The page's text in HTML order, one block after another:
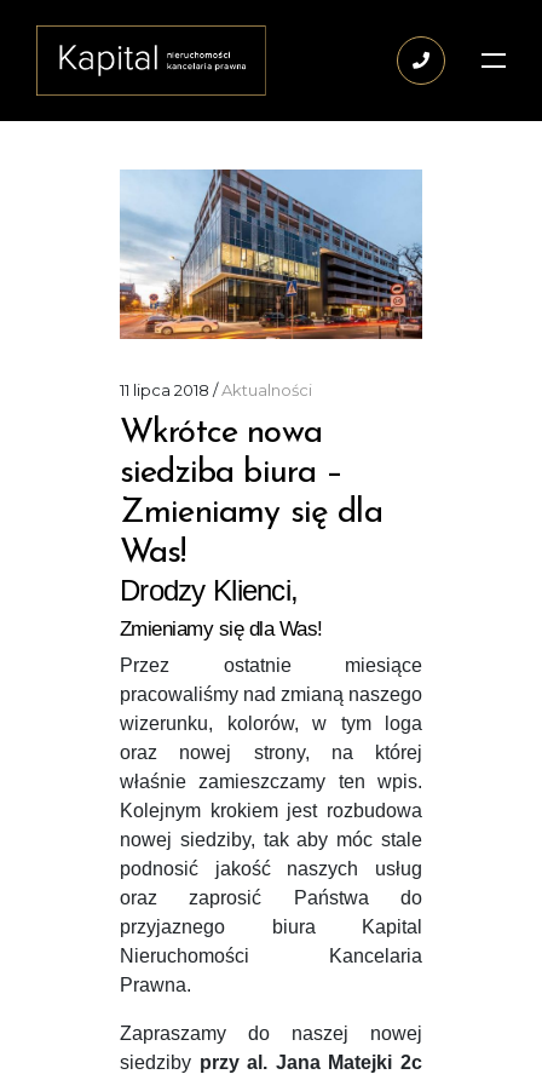
11 lipca 2018 Aktualności
Wkrótce nowa
siedziba biura –
Zmieniamy się dla
Was!
Drodzy Klienci,
Zmieniamy się dla Was!
Przez ostatnie miesiące
pracowaliśmy nad zmianą naszego
wizerunku, kolorów, w tym loga
oraz nowej strony, na której
właśnie zamieszczamy ten wpis.
Kolejnym krokiem jest rozbudowa
nowej siedziby, tak aby móc stale
podnosić jakość naszych usług
oraz zaprosić Państwa do
przyjaznego biura Kapital
Nieruchomości Kancelaria
Prawna.
Zapraszamy do naszej nowej
siedziby przy al. Jana Matejki 2c